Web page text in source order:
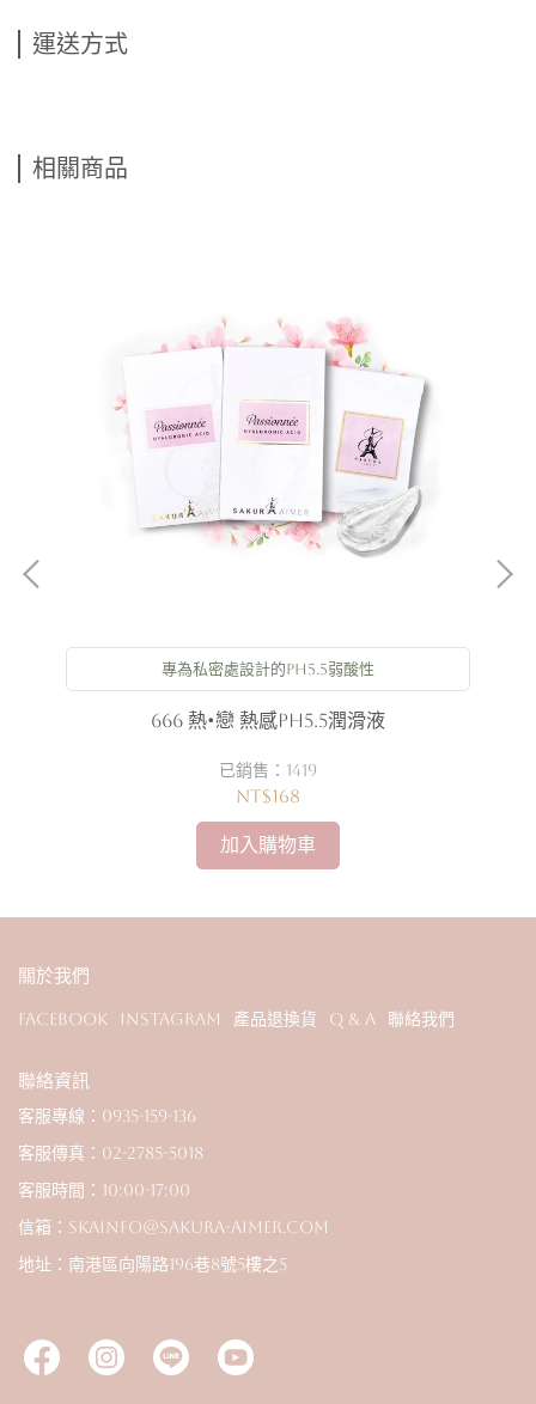
運送方式
相關商品
專為私密處設計的PH5.5弱酸性
666 熱•戀 熱感PH5.5潤滑液
已銷售：1419
NT$168
加入購物車
關於我們
Facebook Instagram 產品退換貨 Q & A 聯絡我們
聯絡資訊
客服專線：0935-159-136
客服傳真：02-2785-5018
客服時間：10:00-17:00
信箱：skainfo@sakura-aimer.com
地址：南港區向陽路196巷8號5樓之5